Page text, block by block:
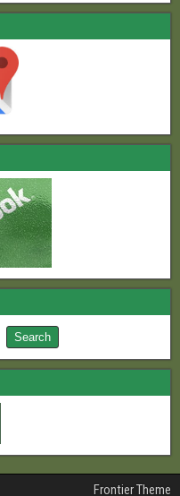
Frontier Theme